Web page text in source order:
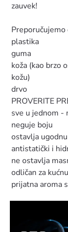
zauvek!
plastika
guma
koža (kao brzo
kožu)
drvo
PROVERITE
sve u jednom -
neguje boju
ostavlja
antistatički i
ne ostavlja
odličan za
prijatna aroma